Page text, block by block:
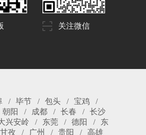
关注微信
毕节 包头
宝鸡
朝阳 成都 长春
长沙
兴安岭 东莞 德阳
东
甘孜 广州 贵阳 高雄